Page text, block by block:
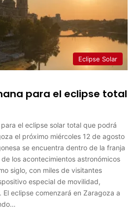
Eclipse Solar
para el eclipse total
el eclipse solar total que podrá
el próximo miércoles 12 de agosto
se encuentra dentro de la franja
los acontecimientos astronómicos
siglo, con miles de visitantes
especial de movilidad,
eclipse comenzará en Zaragoza a